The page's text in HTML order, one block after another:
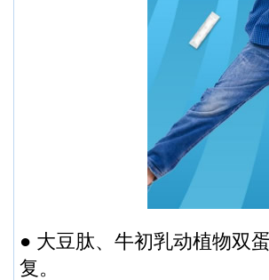
● 大豆肽、牛初乳动植物双
复。